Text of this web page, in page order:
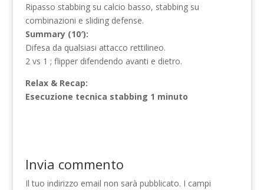
Ripasso stabbing su calcio basso, stabbing su
combinazioni e sliding defense.
Summary (10′):
Difesa da qualsiasi attacco rettilineo.
2 vs 1 ; flipper difendendo avanti e dietro.
Relax & Recap:
Esecuzione tecnica stabbing 1 minuto
Invia commento
Il tuo indirizzo email non sarà pubblicato. I campi